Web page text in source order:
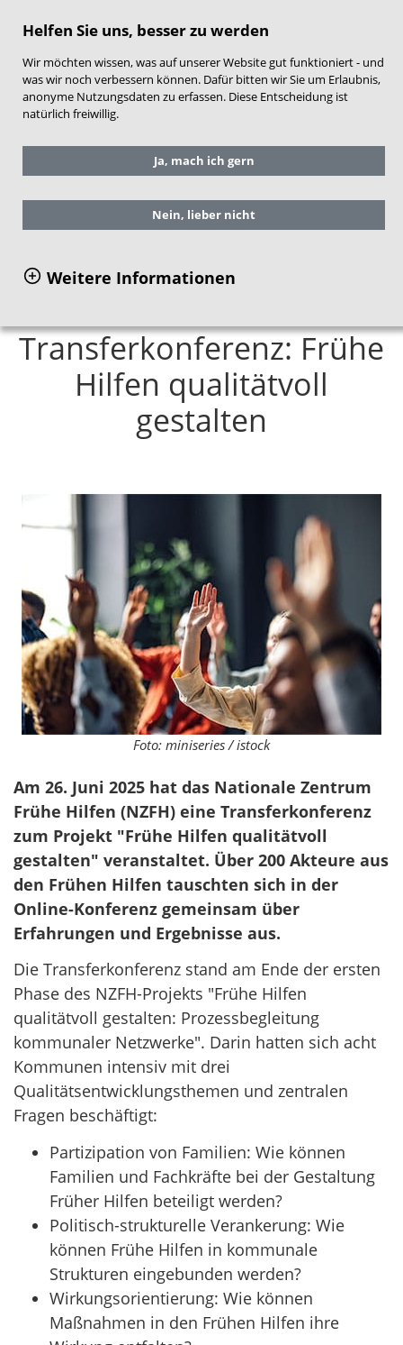
Helfen Sie uns, besser zu werden
Wir möchten wissen, was auf unserer Website gut funktioniert - und
was wir noch verbessern können. Dafür bitten wir Sie um Erlaubnis,
anonyme Nutzungsdaten zu erfassen. Diese Entscheidung ist
natürlich freiwillig.
Ja, mach ich gern
Nein, lieber nicht
Weitere Informationen
Sie befinden sich hier:
Qualitätsentwicklung Frühe Hilfen
Transferkonferenz: Frühe Hilfen qualitätvoll
Transferkonferenz: Frühe
Hilfen qualitätvoll
gestalten
Foto: miniseries / istock
Am 26. Juni 2025 hat das Nationale Zentrum
Frühe Hilfen (NZFH) eine Transferkonferenz
zum Projekt "Frühe Hilfen qualitätvoll
gestalten" veranstaltet. Über 200 Akteure aus
den Frühen Hilfen tauschten sich in der
Online-Konferenz gemeinsam über
Erfahrungen und Ergebnisse aus.
Die Transferkonferenz stand am Ende der ersten
Phase des NZFH-Projekts "Frühe Hilfen
qualitätvoll gestalten: Prozessbegleitung
kommunaler Netzwerke". Darin hatten sich acht
Kommunen intensiv mit drei
Qualitätsentwicklungsthemen und zentralen
Fragen beschäftigt:
Partizipation von Familien: Wie können
Familien und Fachkräfte bei der Gestaltung
Früher Hilfen beteiligt werden?
Politisch-strukturelle Verankerung: Wie
können Frühe Hilfen in kommunale
Strukturen eingebunden werden?
Wirkungsorientierung: Wie können
Maßnahmen in den Frühen Hilfen ihre